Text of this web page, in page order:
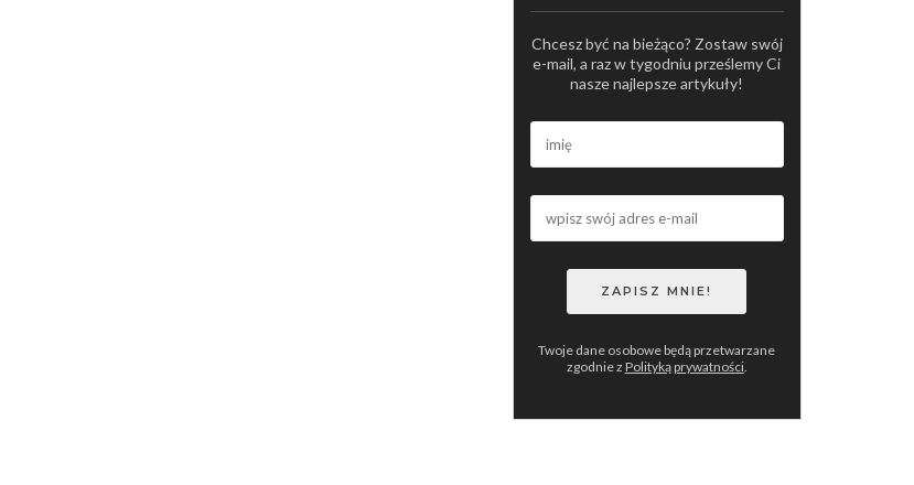
Chcesz być na bieżąco? Zostaw swój
e-mail, a raz w tygodniu prześlemy Ci
nasze najlepsze artykuły!
Twoje dane osobowe będą przetwarzane
zgodnie z Polityką prywatności.